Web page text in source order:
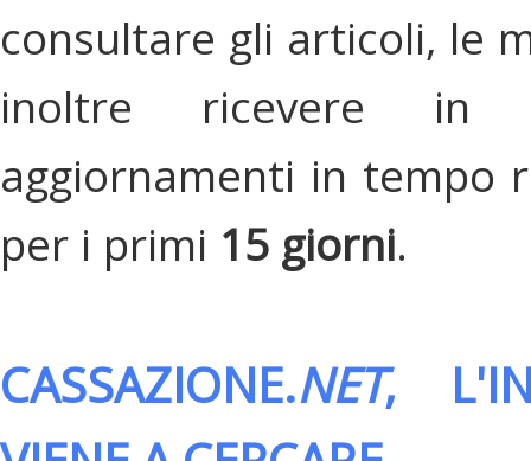
consultare gli articoli, le
inoltre ricevere in
aggiornamenti in tempo
per i primi 15 giorni.
CASSAZIONE.NET,